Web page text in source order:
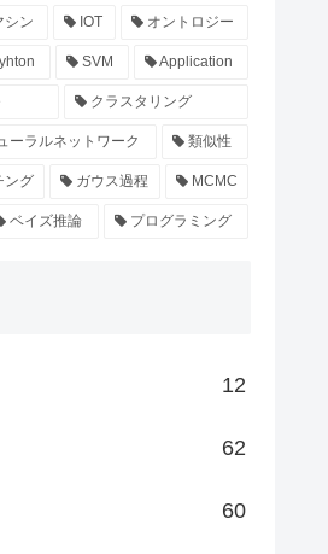
シン IOT オントロジー
SVM Application
クラスタリング
ーラルネットワーク 類似性
ング ガウス過程 MCMC
ベイズ推論 プログラミング
12
62
60